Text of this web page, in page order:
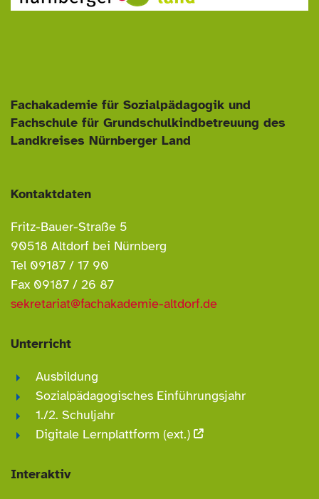
Fachakademie für Sozialpädagogik und
Fachschule für Grundschulkindbetreuung des
Landkreises Nürnberger Land
Kontaktdaten
Fritz-Bauer-Straße 5
90518 Altdorf bei Nürnberg
Tel 09187 / 17 90
Fax 09187 / 26 87
sekretariat@fachakademie-altdorf.de
Unterricht
Ausbildung
Sozialpädagogisches Einführungsjahr
1./2. Schuljahr
Digitale Lernplattform (ext.)
Interaktiv